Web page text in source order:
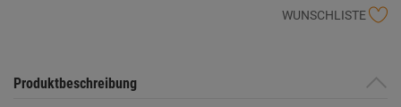
WUNSCHLISTE
Produktbeschreibung